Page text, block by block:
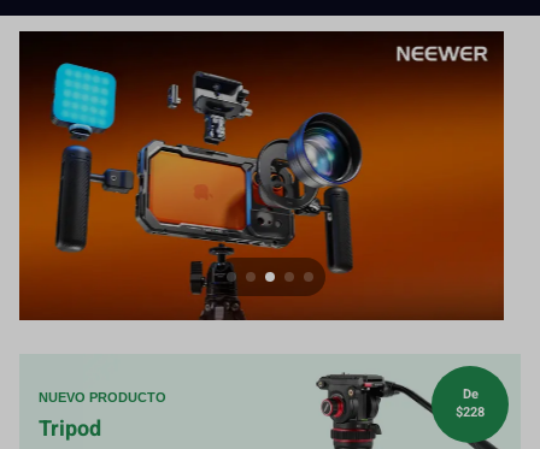
Jaula para Cámara
Más
NUEVO PRODUCTO
Tripod
De
$228